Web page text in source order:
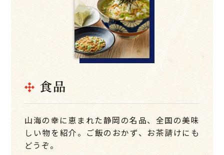
食品
山海の幸に恵まれた静岡の名品、全国の美味
しい物を紹介。ご飯のおかず、お茶請けにも
どうぞ。